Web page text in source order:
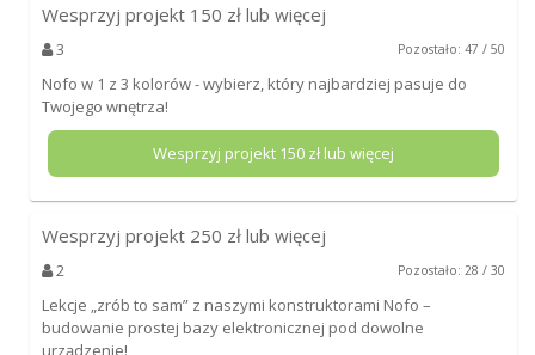
Wesprzyj projekt 150 zł lub więcej
3 Pozostało: 47 / 50
Nofo w 1 z 3 kolorów - wybierz, który najbardziej pasuje do
Twojego wnętrza!
Wesprzyj projekt 150zł lub więcej
Wesprzyj projekt 250 zł lub więcej
2 Pozostało: 28 / 30
Lekcje „zrób to sam” z naszymi konstruktorami Nofo –
budowanie prostej bazy elektronicznej pod dowolne
urządzenie!